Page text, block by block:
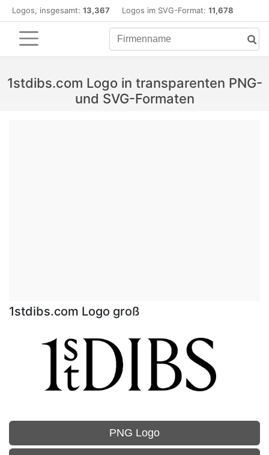
Logos, insgesamt: 13,367 Logos im SVG-Format: 11,678
1stdibs.com Logo in transparenten PNG-
und SVG-Formaten
1stdibs.com Logo groß
PNG Logo